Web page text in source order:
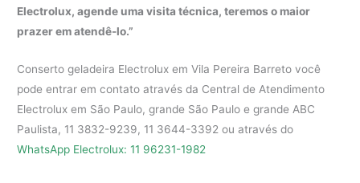
Electrolux, agende uma visita técnica, teremos o maior
prazer em atendê-lo.”
Conserto geladeira Electrolux em Vila Pereira Barreto você
pode entrar em contato através da Central de Atendimento
Electrolux em São Paulo, grande São Paulo e grande ABC
Paulista, 11 3832-9239, 11 3644-3392 ou através do
WhatsApp Electrolux: 11 96231-1982